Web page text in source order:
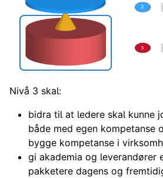
Nivå 3 skal:
bidra til at ledere skal kunne
både med egen kompetanse
bygge kompetanse i
gi akademia og leverandører
pakketere dagens og